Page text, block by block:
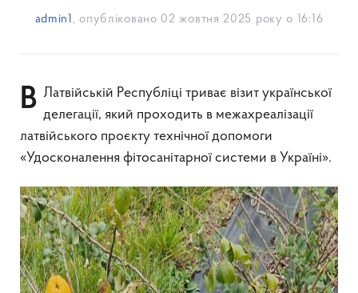
admin1 , опубліковано 02 жовтня 2025 року о 16:16
В Латвійській Республіці триває візит української делегації, який проходить в межахреалізації
латвійського проєкту технічної допомоги
«Удосконалення фітосанітарної системи в Україні».